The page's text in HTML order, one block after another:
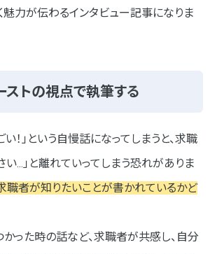
魅力が伝わるインタビュー記事になりま
ストの視点で執筆する
い！」という自慢話になってしまうと、求職
い…」と離れていってしまう恐れがありま
職者が知りたいことが書かれているかど
った時の話など、求職者が共感し、自分